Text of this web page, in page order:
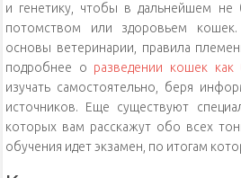
и генетику, чтобы в дальнейшем
потомством или здоровьем
основы ветеринарии, правила
подробнее о разведении кошек как
изучать самостоятельно, беря
источников. Еще существуют
которых вам расскажут обо всех
обучения идет экзамен, по итогам